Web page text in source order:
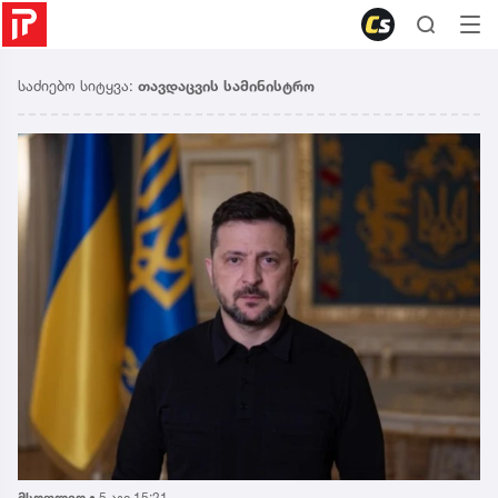
საძიებო სიტყვა: თავდაცვის სამინისტრო